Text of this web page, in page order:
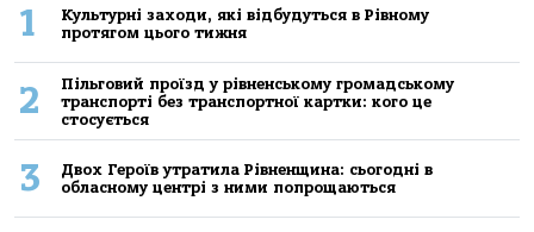
1
Культурні заходи, які відбудуться в Рівному
протягом цього тижня
2
Пільговий проїзд у рівненському громадському
транспорті без транспортної картки: кого це
стосується
3
Двох Героїв утратила Рівненщина: сьогодні в
обласному центрі з ними попрощаються